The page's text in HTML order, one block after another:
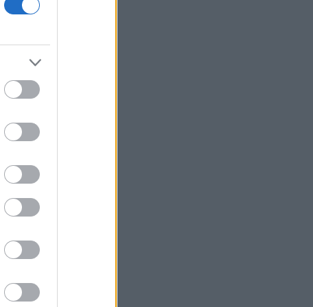
οικονομίας και οι κίνδυνοι της
επενδυτικής έκρηξης
εξουσίας εκθέτει τη χώρα διεθνώς»
Δικαστικό μπλόκο στην αίθουσα χορού
του Τραμπ στο Λευκό Οίκο
Μπάρκιν (Fed): «Τα στοιχεία για την
αγορά εργασίας συμβαδίζουν με τις
Καταβλήθηκαν 33,58 εκατ. ευρώ σε
67.746 δικαιούχους για την αγορά
λιπασμάτων
Ευρωαγορές: Η καλύτερη εβδομάδα
Stoxx 600
- Στο 100% η πληρότητα σε πολλά
δρομολόγια για Κυκλάδες